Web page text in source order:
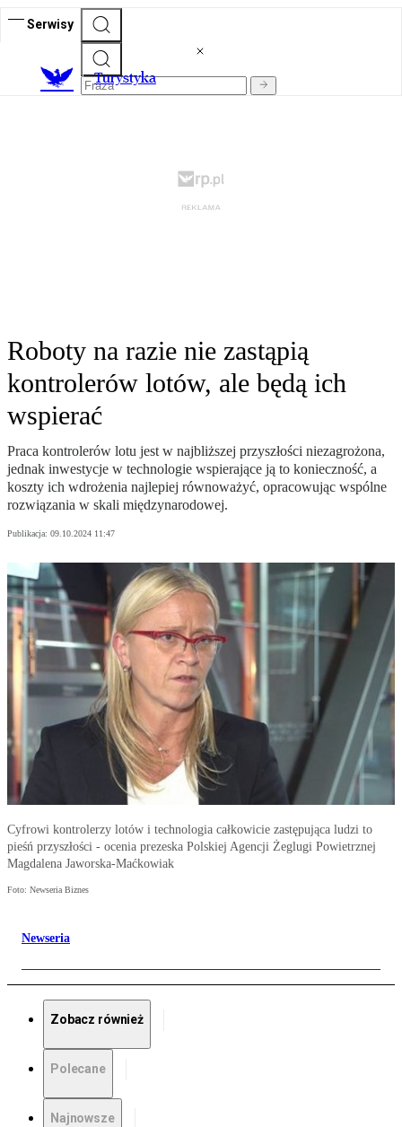
Serwisy
Turystyka
Roboty na razie nie zastąpią
kontrolerów lotów, ale będą ich
wspierać
Praca kontrolerów lotu jest w najbliższej przyszłości niezagrożona,
jednak inwestycje w technologie wspierające ją to konieczność, a
koszty ich wdrożenia najlepiej równoważyć, opracowując wspólne
rozwiązania w skali międzynarodowej.
Publikacja: 09.10.2024 11:47
Cyfrowi kontrolerzy lotów i technologia całkowicie zastępująca ludzi to
pieśń przyszłości - ocenia prezeska Polskiej Agencji Żeglugi Powietrznej
Magdalena Jaworska-Maćkowiak
Foto: Newseria Biznes
Newseria
Zobacz również
Polecane
Najnowsze